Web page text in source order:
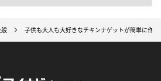
子供も大人も大好きなチキンナゲットが簡単に作